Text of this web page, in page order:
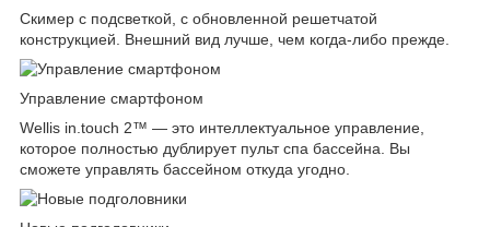
Скимер с подсветкой, с обновленной решетчатой
конструкцией. Внешний вид лучше, чем когда-либо прежде.
Управление смартфоном
Wellis in.touch 2™ — это интеллектуальное управление,
которое полностью дублирует пульт спа бассейна. Вы
сможете управлять бассейном откуда угодно.